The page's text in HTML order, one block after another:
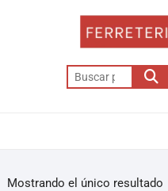
Mostrando el único resultado